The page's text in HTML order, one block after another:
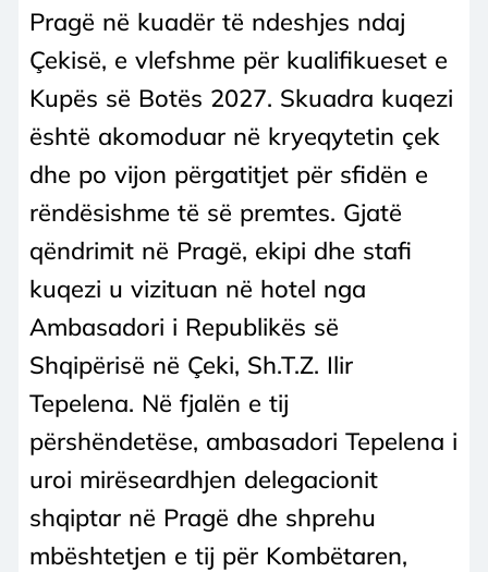
Pragë në kuadër të ndeshjes ndaj
Çekisë, e vlefshme për kualifikueset e
Kupës së Botës 2027. Skuadra kuqezi
është akomoduar në kryeqytetin çek
dhe po vijon përgatitjet për sfidën e
rëndësishme të së premtes. Gjatë
qëndrimit në Pragë, ekipi dhe stafi
kuqezi u vizituan në hotel nga
Ambasadori i Republikës së
Shqipërisë në Çeki, Sh.T.Z. Ilir
Tepelena. Në fjalën e tij
përshëndetëse, ambasadori Tepelena i
uroi mirëseardhjen delegacionit
shqiptar në Pragë dhe shprehu
mbështetjen e tij për Kombëtaren,